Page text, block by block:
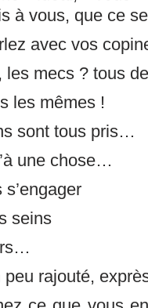
à vous, que ce
avec vos
les mecs ? tous
les mêmes !
sont tous pris…
une chose…
seins
rajouté,